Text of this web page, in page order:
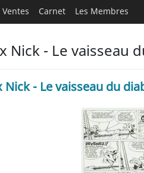
Ventes Carnet Les Membres
Nick - Le vaisseau
Nick - Le vaisseau du